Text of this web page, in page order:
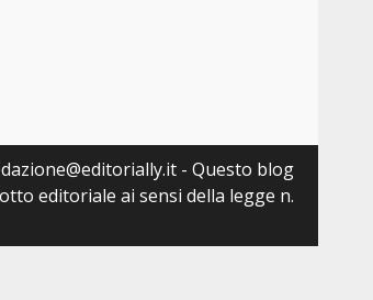
- Questo blog
editoriale ai sensi della legge n.